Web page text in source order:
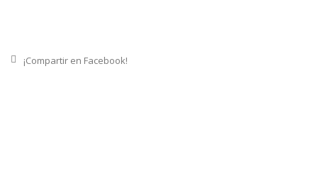
¡Compartir en Facebook!